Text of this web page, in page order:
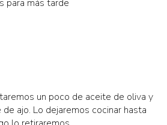
para más tarde
un poco de aceite de oliva y
ajo. Lo dejaremos cocinar hasta